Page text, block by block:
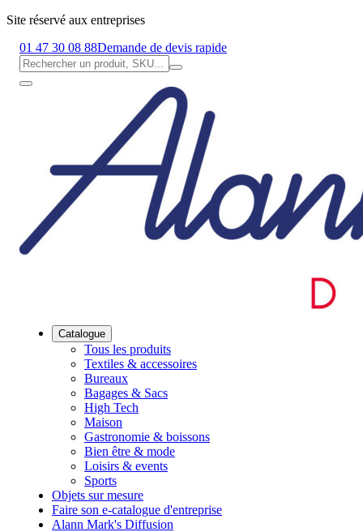
Site réservé aux entreprises
01 47 30 08 88Demande de devis rapide
Catalogue
Tous les produits
Textiles & accessoires
Bureaux
Bagages & Sacs
High Tech
Maison
Gastronomie & boissons
Bien être & mode
Loisirs & events
Sports
Objets sur mesure
Faire son e-catalogue d'entreprise
Alann Mark's Diffusion